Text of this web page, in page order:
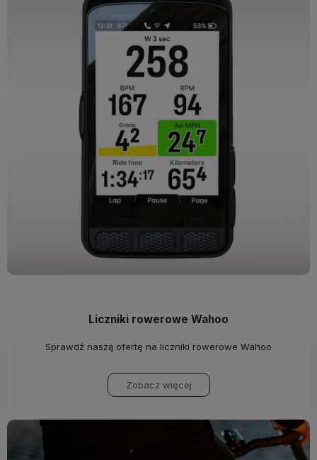
Liczniki rowerowe Wahoo
Sprawdź naszą ofertę na liczniki rowerowe Wahoo
Zobacz więcej